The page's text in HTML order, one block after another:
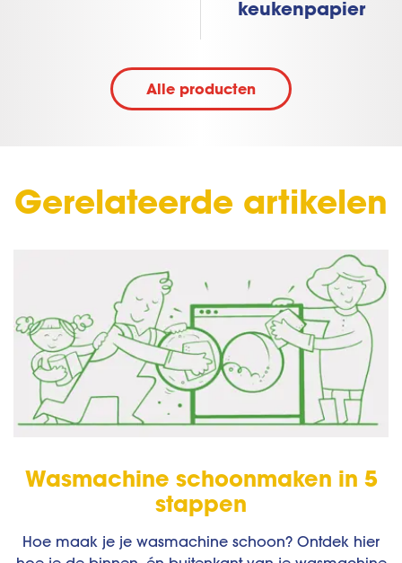
keukenpapier
Alle producten
Gerelateerde artikelen
Wasmachine schoonmaken in 5
stappen
Hoe maak je je wasmachine schoon? Ontdek hier